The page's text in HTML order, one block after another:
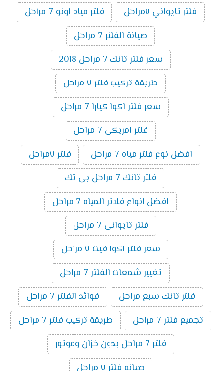
فلتر تايواني ٧مراحل
فلتر مياه اونو 7 مراحل
صيانة الفلتر 7 مراحل
سعر فلتر تانك 7 مراحل 2018
طريقة تركيب فلتر ٧ مراحل
سعر فلتر اكوا كيارا 7 مراحل
فلتر امريكى 7 مراحل
افضل نوع فلتر مياه 7 مراحل
فلتر ٧مراحل
فلتر تانك 7 مراحل بى تك
افضل انواع فلاتر المياه 7 مراحل
فلتر تايوانى 7 مراحل
سعر فلتر اكوا فيت ٧ مراحل
تغيير شمعات الفلتر 7 مراحل
فلتر تانك سبع مراحل
فوائد الفلتر 7 مراحل
تجميع فلتر 7 مراحل
طريقة تركيب فلتر 7 مراحل
فلتر 7 مراحل بدون خزان وموتور
صيانه فلتر ٧ مراحل